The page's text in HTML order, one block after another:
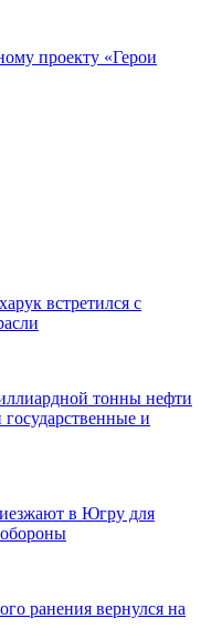
проекту «Герои
встретился с
тонны нефти
и
в Югру для
ранения вернулся на